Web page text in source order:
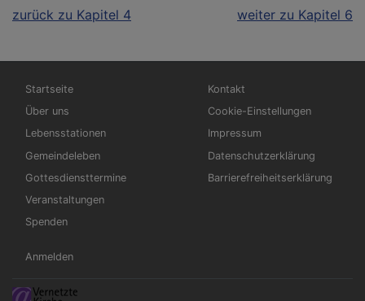
zurück zu Kapitel 4 weiter zu Kapitel 6
Hauptnavigation
Startseite
Über uns
Lebensstationen
Gemeindeleben
Gottesdiensttermine
Veranstaltungen
Spenden
Fußbereichsmenü
Kontakt
Cookie-Einstellungen
Impressum
Datenschutzerklärung
Barrierefreiheitserklärung
Benutzermenü
Anmelden